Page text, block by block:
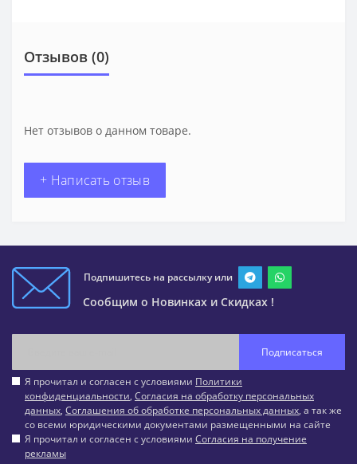
Отзывов (0)
Нет отзывов о данном товаре.
+ Написать отзыв
Подпишитесь на рассылку или
Сообщим о Новинках и Скидках !
Подписаться
Я прочитал и согласен с условиями Политики
конфиденциальности, Согласия на обработку персональных
данных, Соглашения об обработке персональных данных, а так же
со всеми юридическими документами размещенными на сайте
Я прочитал и согласен с условиями Согласия на получение
рекламы